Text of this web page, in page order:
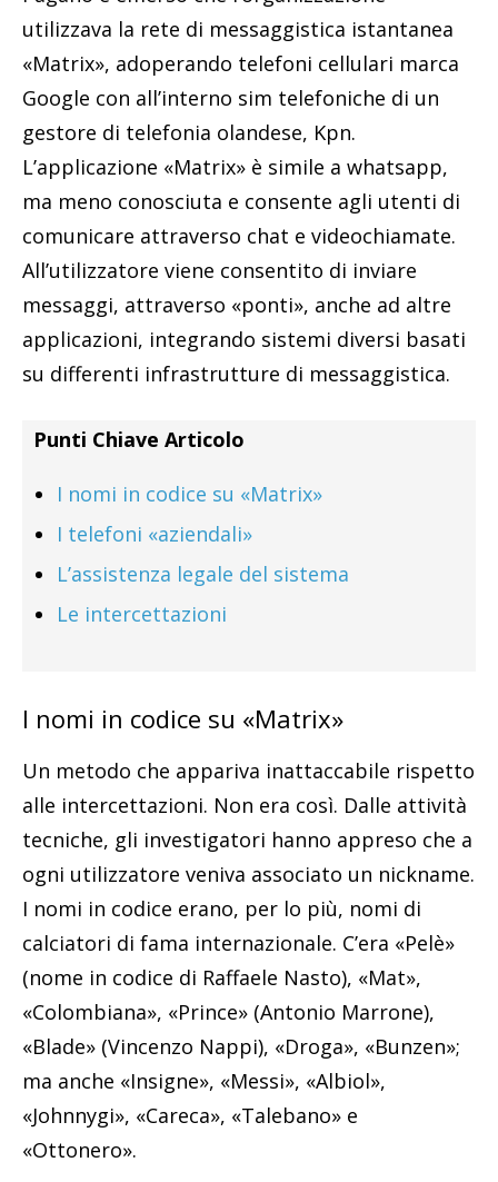
utilizzava la rete di messaggistica istantanea
«Matrix», adoperando telefoni cellulari marca
Google con all’interno sim telefoniche di un
gestore di telefonia olandese, Kpn.
L’applicazione «Matrix» è simile a whatsapp,
ma meno conosciuta e consente agli utenti di
comunicare attraverso chat e videochiamate.
All’utilizzatore viene consentito di inviare
messaggi, attraverso «ponti», anche ad altre
applicazioni, integrando sistemi diversi basati
su differenti infrastrutture di messaggistica.
Punti Chiave Articolo
I nomi in codice su «Matrix»
I telefoni «aziendali»
L’assistenza legale del sistema
Le intercettazioni
I nomi in codice su «Matrix»
Un metodo che appariva inattaccabile rispetto
alle intercettazioni. Non era così. Dalle attività
tecniche, gli investigatori hanno appreso che a
ogni utilizzatore veniva associato un nickname.
I nomi in codice erano, per lo più, nomi di
calciatori di fama internazionale. C’era «Pelè»
(nome in codice di Raffaele Nasto), «Mat»,
«Colombiana», «Prince» (Antonio Marrone),
«Blade» (Vincenzo Nappi), «Droga», «Bunzen»;
ma anche «Insigne», «Messi», «Albiol»,
«Johnnygi», «Careca», «Talebano» e
«Ottonero».